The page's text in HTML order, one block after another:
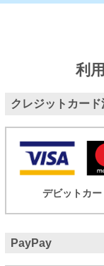
利
クレジットカード
デビットカー
PayPay